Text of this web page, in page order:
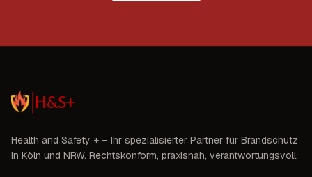
Health and Safety + – Ihr spezialisierter Partner für Brandschutz
in Köln und NRW. Rechtskonform, praxisnah, verantwortungsvoll.